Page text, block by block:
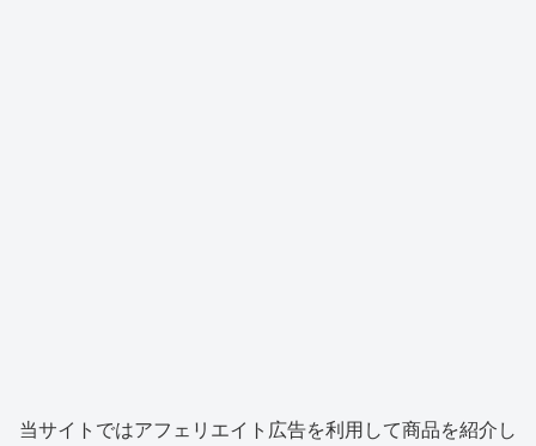
当サイトではアフェリエイト広告を利用して商品を紹介し